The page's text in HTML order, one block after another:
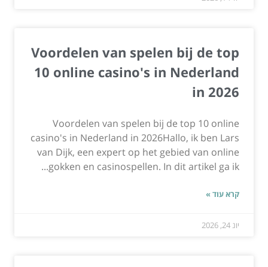
Voordelen van spelen bij de top
10 online casino's in Nederland
in 2026
Voordelen van spelen bij de top 10 online
casino's in Nederland in 2026Hallo, ik ben Lars
van Dijk, een expert op het gebied van online
gokken en casinospellen. In dit artikel ga ik...
קרא עוד »
יונ 24, 2026